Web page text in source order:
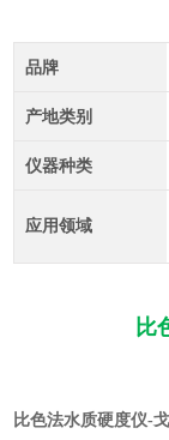
品牌
产地类别
仪器种类
应用领域
比
比色法水质硬度仪-